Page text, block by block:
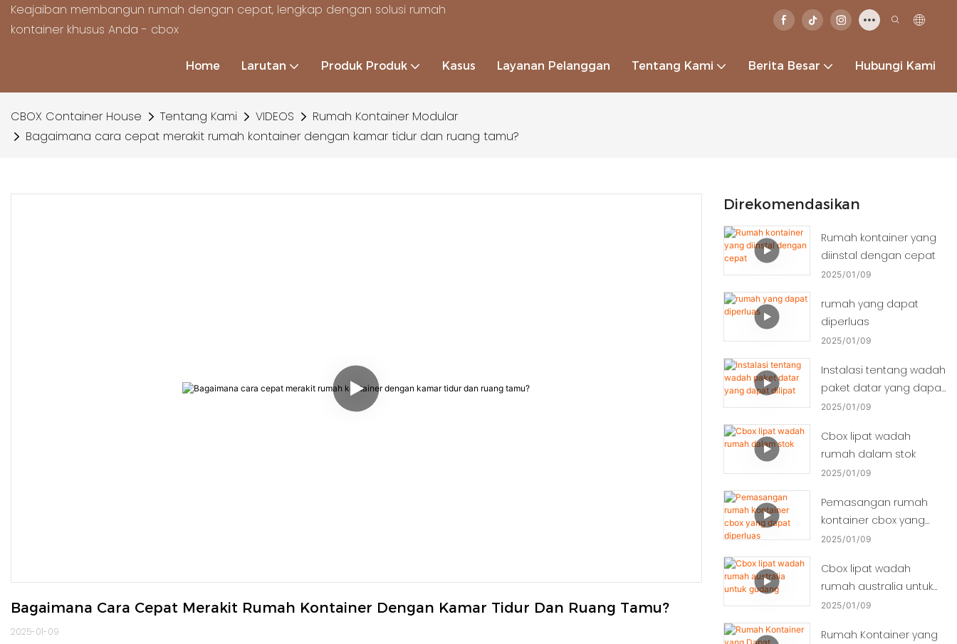
Keajaiban membangun rumah dengan cepat, lengkap dengan solusi rumah
kontainer khusus Anda - cbox
Home Larutan Produk Produk Kasus Layanan Pelanggan Tentang Kami Berita Besar Hubungi Kami
CBOX Container House Tentang Kami VIDEOS
Rumah Kontainer Modular
Bagaimana cara cepat merakit rumah kontainer dengan kamar tidur dan ruang tamu?
Bagaimana Cara Cepat Merakit Rumah Kontainer Dengan Kamar Tidur Dan Ruang Tamu?
2025-01-09
Direkomendasikan
Rumah kontainer yang
diinstal dengan cepat
2025 01 09
rumah yang dapat
diperluas
2025 01 09
Instalasi tentang wadah
paket datar yang dapat
dilipat
2025 01 09
Cbox lipat wadah
rumah dalam stok
2025 01 09
Pemasangan rumah
kontainer cbox yang
dapat diperluas
2025 01 09
Cbox lipat wadah
rumah australia untuk
gudang
2025 01 09
Rumah Kontainer yang